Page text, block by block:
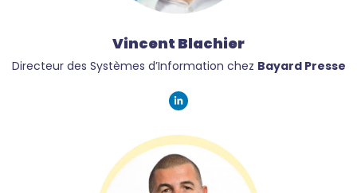
Vincent Blachier
Directeur des Systèmes d’Information chez Bayard Presse